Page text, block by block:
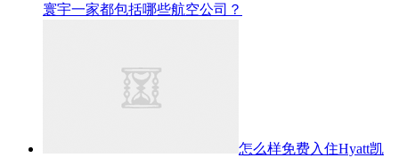
寰宇一家都包括哪些航空公司？
怎么样免费入住Hyatt凯